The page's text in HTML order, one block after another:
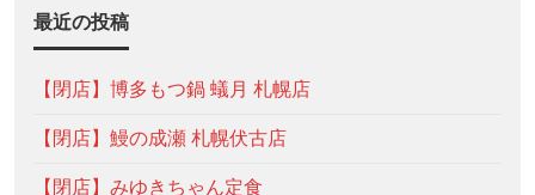
最近の投稿
【閉店】博多もつ鍋 蟻月 札幌店
【閉店】鰻の成瀬 札幌伏古店
【閉店】みゆきちゃん定食